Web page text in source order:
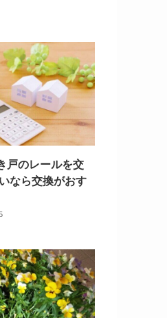
戸のレールを交
なら交換がおす